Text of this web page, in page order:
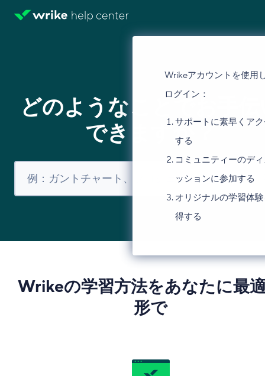
Wrikeアカウントを使用
ログイン：
サポートに素早くア
する
コミュニティーのデ
ッションに参加する
オリジナルの学習体
得する
どのようなことでお手
できますか？
Wrikeの学習方法をあなたに最
形で